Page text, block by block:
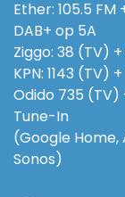
Ether: 105.5 FM
DAB+ op 5A
Ziggo: 38 (TV)
KPN: 1143 (TV)
Odido 735 (TV)
Tune-In
(Google
Sonos)